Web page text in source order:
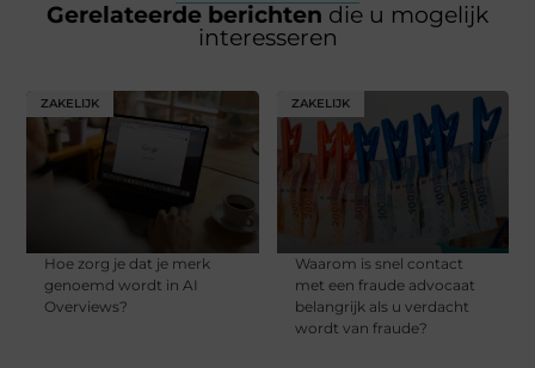
Gerelateerde berichten die u mogelijk
interesseren
ZAKELIJK
Hoe zorg je dat je merk
genoemd wordt in AI
Overviews?
ZAKELIJK
Waarom is snel contact
met een fraude advocaat
belangrijk als u verdacht
wordt van fraude?